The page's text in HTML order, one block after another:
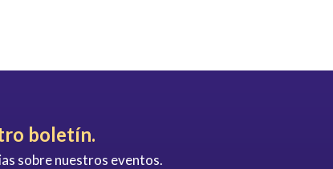
boletín.
sobre nuestros eventos.